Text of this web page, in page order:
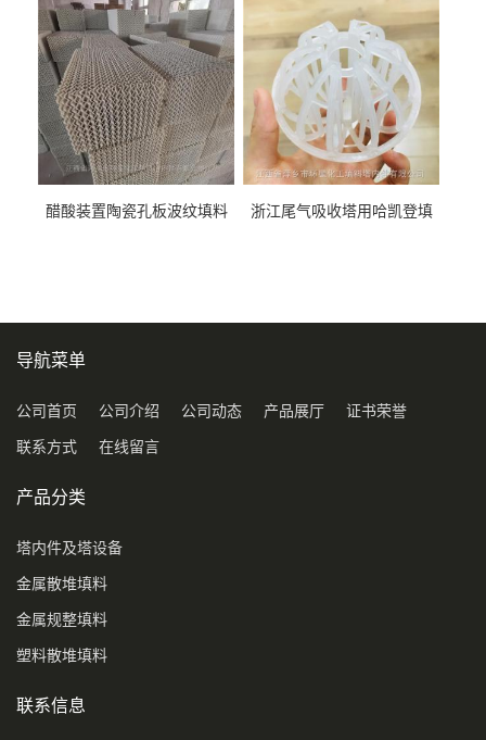
料
醋酸装置陶瓷孔板波纹填料
浙江尾气吸收塔用哈凯登填
导航菜单
公司首页 公司介绍 公司动态 产品展厅 证书荣誉
联系方式 在线留言
产品分类
塔内件及塔设备
金属散堆填料
金属规整填料
塑料散堆填料
联系信息